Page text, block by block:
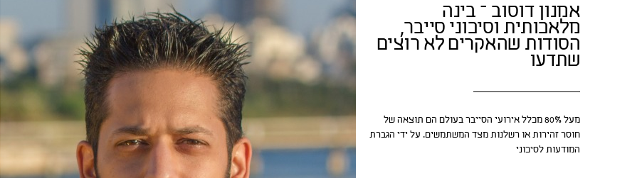
אמנון דוסוב – בינה
מלאכותית וסיכוני סייבר,
הסודות שהאקרים לא רוצים
שתדעו
מעל 80% מכלל אירועי הסייבר בעולם הם תוצאה של
חוסר זהירות או רשלנות מצד המשתמשים. על ידי הגברת
המודעות לסיכוני